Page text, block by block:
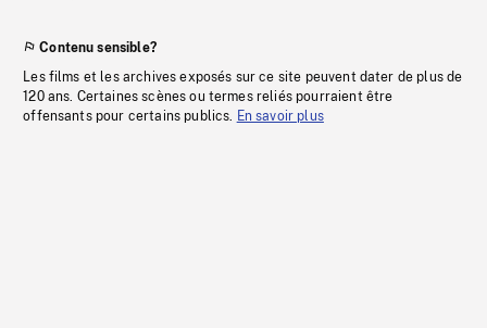
Contenu sensible?
Les films et les archives exposés sur ce site peuvent dater de plus de
120 ans. Certaines scènes ou termes reliés pourraient être
offensants pour certains publics. En savoir plus